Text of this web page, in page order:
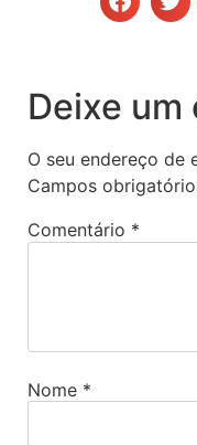
Deixe
O seu endereço de
Campos
Comentário *
Nome *